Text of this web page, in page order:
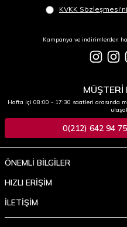
KVKK Sözleşmesi'ni
Kampanya ve indirimlerden
MÜŞTERİ
Hafta içi 08:00 - 17:30 saatleri arasında
0(212) 642 94
ÖNEMLİ BİLGİLER
HIZLI ERİŞİM
İLETİŞİM